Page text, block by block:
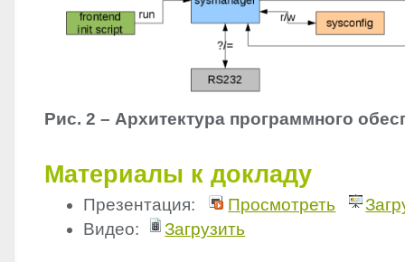
Рис. 2 – Архитектура программного
Материалы к докладу
Презентация: Просмотреть
Видео:
Загрузить